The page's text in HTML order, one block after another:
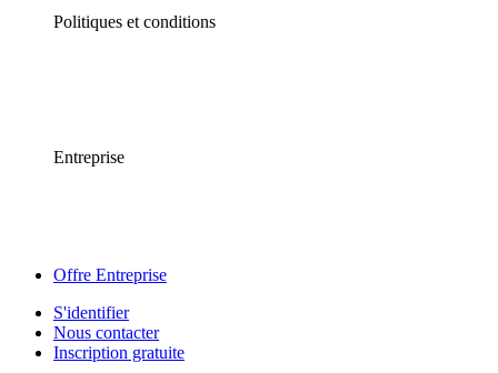
Politiques et conditions
Entreprise
Offre Entreprise
S'identifier
Nous contacter
Inscription gratuite